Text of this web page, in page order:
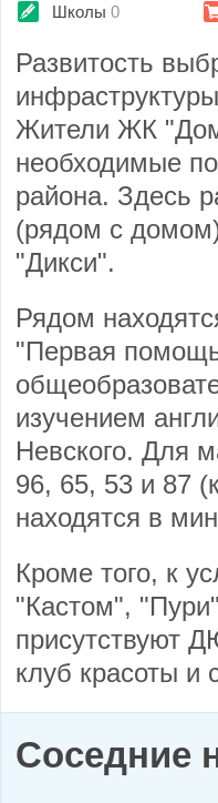
Школы 0
Развитость
Жители ЖК "Дом
необходимые
района. Здесь
(рядом с
"Дикси".
Рядом
"Первая
изучением
Невского. Для
96, 65, 53 и 87
находятся в
Кроме того, к
"Кастом",
присутствуют
клуб красоты и
Соседние